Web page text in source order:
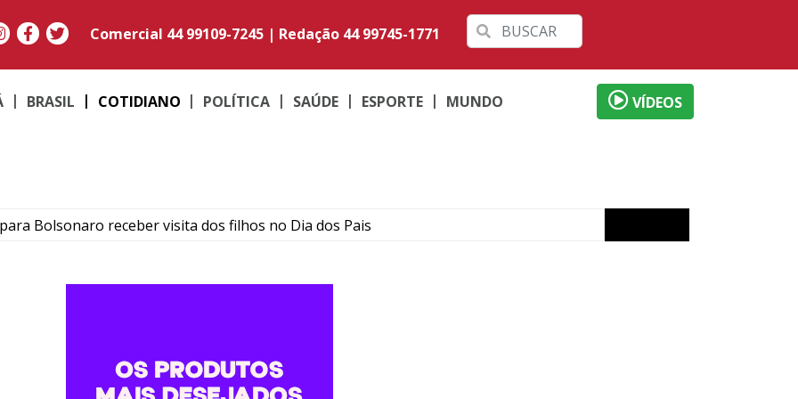
Comercial 44 99109-7245 | Redação 44 99745-1771
BRASIL COTIDIANO POLÍTICA SAÚDE ESPORTE MUNDO VÍDEOS
Bolsonaro receber visita dos filhos no Dia dos Pais
Umuarama e região dão salto no Ideb 2025; confira o resultado